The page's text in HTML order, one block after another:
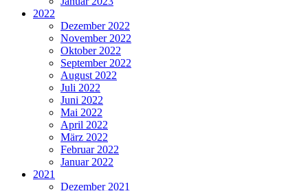
2022
Dezember 2022
November 2022
Oktober 2022
September 2022
August 2022
Juli 2022
Juni 2022
Mai 2022
April 2022
März 2022
Februar 2022
Januar 2022
2021
Dezember 2021